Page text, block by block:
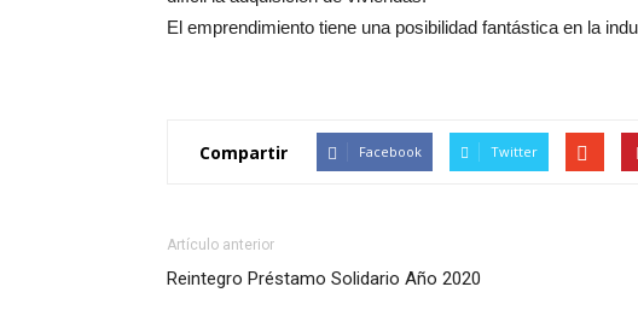
El emprendimiento tiene una posibilidad fantástica en la
Compartir Facebook Twitter
Artículo anterior
Reintegro Préstamo Solidario Año 2020